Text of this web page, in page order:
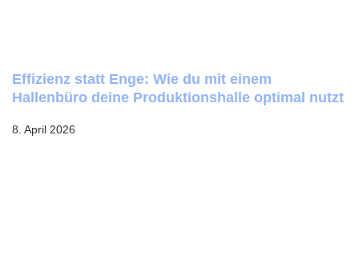
Effizienz statt Enge: Wie du mit einem
Hallenbüro deine Produktionshalle optimal nutzt
8. April 2026